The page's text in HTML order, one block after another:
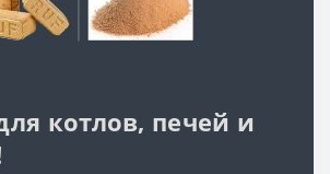
котлов, печей и